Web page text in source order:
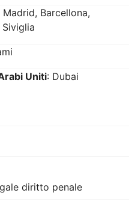
Madrid, Barcellona,
Siviglia
Uniti: Dubai
diritto penale